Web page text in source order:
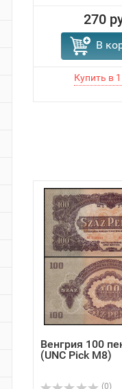
270
В
Венгрия 100
(UNC Pick M8)
(0)